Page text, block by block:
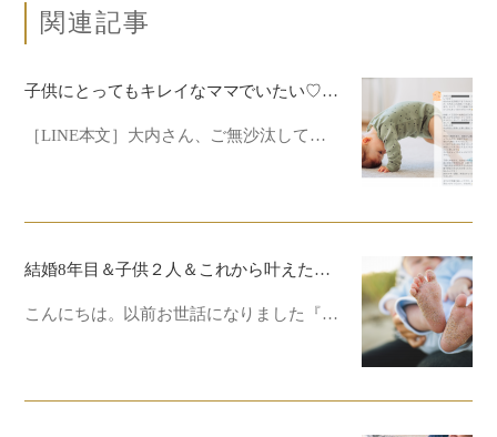
関連記事
子供にとってもキレイなママでいたい♡結婚2年目
［LINE本文］大内さん、ご無沙汰して…
結婚8年目＆子供２人＆これから叶えたい夢もある幸せな毎日♡あの時一瞬で人生が大きく変わった！
こんにちは。以前お世話になりました『…